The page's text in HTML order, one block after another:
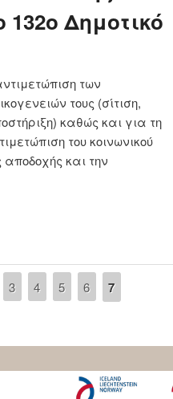
132ο Δημοτικό
των
τους (σίτιση,
καθώς και για τη
του κοινωνικού
και την
3 4 5 6 7